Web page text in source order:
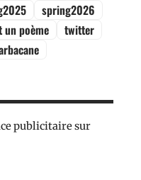
spring2026
un poème
twitter
publicitaire sur